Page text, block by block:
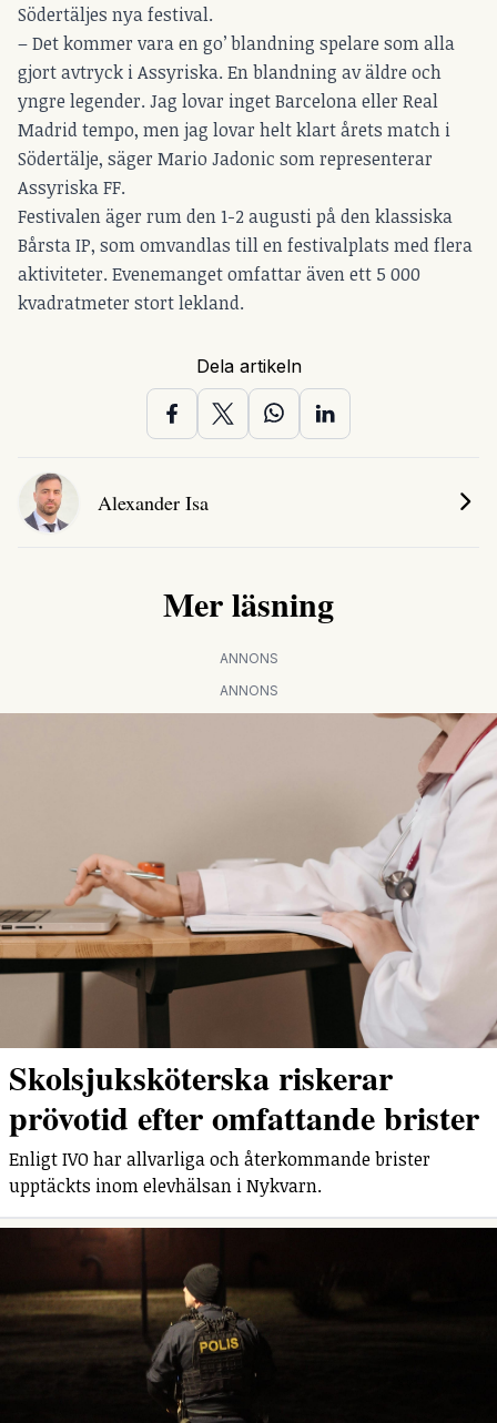
Södertäljes nya festival.
– Det kommer vara en go’ blandning spelare som alla
gjort avtryck i Assyriska. En blandning av äldre och
yngre legender. Jag lovar inget Barcelona eller Real
Madrid tempo, men jag lovar helt klart årets match i
Södertälje, säger Mario Jadonic som representerar
Assyriska FF.
Festivalen äger rum den 1-2 augusti på den klassiska
Bårsta IP, som omvandlas till en festivalplats med flera
aktiviteter. Evenemanget omfattar även ett 5 000
kvadratmeter stort lekland.
Dela artikeln
Alexander Isa
Mer läsning
ANNONS
ANNONS
Skolsjuksköterska riskerar
prövotid efter omfattande brister
Enligt IVO har allvarliga och återkommande brister
upptäckts inom elevhälsan i Nykvarn.